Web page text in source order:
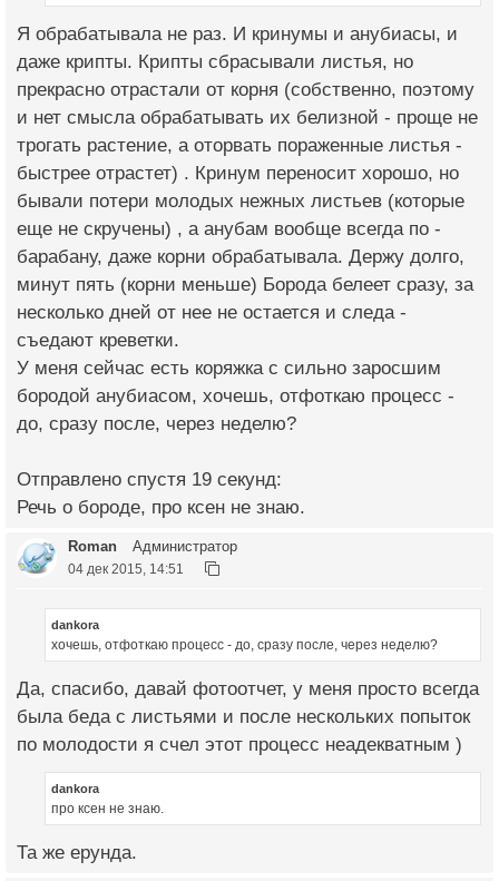
Я обрабатывала не раз. И кринумы и анубиасы, и
даже крипты. Крипты сбрасывали листья, но
прекрасно отрастали от корня (собственно, поэтому
и нет смысла обрабатывать их белизной - проще не
трогать растение, а оторвать пораженные листья -
быстрее отрастет) . Кринум переносит хорошо, но
бывали потери молодых нежных листьев (которые
еще не скручены) , а анубам вообще всегда по -
барабану, даже корни обрабатывала. Держу долго,
минут пять (корни меньше) Борода белеет сразу, за
несколько дней от нее не остается и следа -
съедают креветки.
У меня сейчас есть коряжка с сильно заросшим
бородой анубиасом, хочешь, отфоткаю процесс -
до, сразу после, через неделю?
Отправлено спустя 19 секунд:
Речь о бороде, про ксен не знаю.
Roman Администратор
04 дек 2015, 14:51
dankora
хочешь, отфоткаю процесс - до, сразу после, через неделю?
Да, спасибо, давай фотоотчет, у меня просто всегда
была беда с листьями и после нескольких попыток
по молодости я счел этот процесс неадекватным )
dankora
про ксен не знаю.
Та же ерунда.